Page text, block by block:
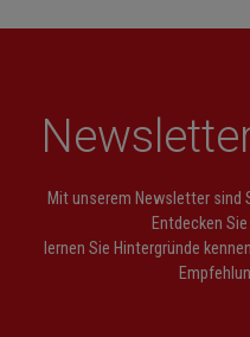
Mit unserem Newsletter sind
Entdecken
lernen Sie Hintergründe